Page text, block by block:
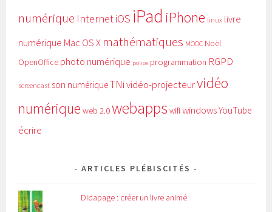
numérique InternetiOS iPad iPhone linux livre
numérique Mac OS X mathématiques MOOC Noël
OpenOffice photo numérique police programmation RGPD
screencast son numériqueTNi vidéo-projecteurvidéo
numérique web 2.0webapps wifi windowsYouTube
écrire
ARTICLES PLÉBISCITÉS
Didapage : créer un livre animé